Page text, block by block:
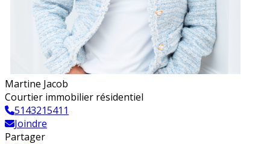
Martine Jacob
Courtier immobilier résidentiel
5143215411
Joindre
Partager